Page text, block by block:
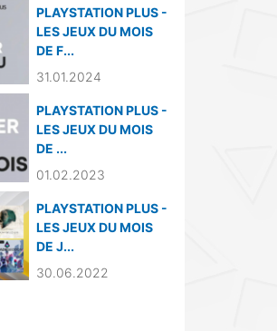
PLAYSTATION PLUS -
LES JEUX DU MOIS
DE F...
31.01.2024
PLAYSTATION PLUS -
LES JEUX DU MOIS
DE ...
01.02.2023
PLAYSTATION PLUS -
LES JEUX DU MOIS
DE J...
30.06.2022